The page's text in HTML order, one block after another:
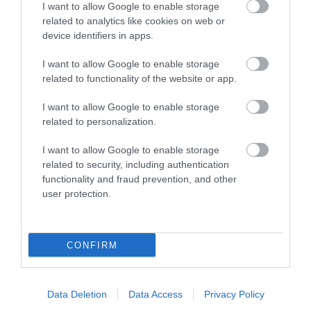
I want to allow Google to enable storage
related to analytics like cookies on web or
device identifiers in apps.
I want to allow Google to enable storage
related to functionality of the website or app.
I want to allow Google to enable storage
related to personalization.
I want to allow Google to enable storage
related to security, including authentication
functionality and fraud prevention, and other
user protection.
CONFIRM
Data Deletion Data Access Privacy Policy
Ποιοι είναι οι φυσιολογικοί καρδιακοί
παλμοί και ποια τα επικίνδυνα όρια –
Πότε πρέπει να ανησυχήσετε
ΠΕΡΙΣΣΟΤΕΡΑ